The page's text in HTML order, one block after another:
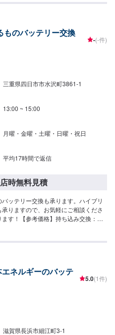
のバッテリー交換
-(-件)
三重県四日市市水沢町3861-1
13:00 ~ 15:00
月曜・金曜・土曜・日曜・祝日
平均17時間で返信
時無料見積
ッテリー交換も承ります。ハイブリ
りますので、お気軽にご相談くださ
す！【参考価格】持ち込み交換：
ネルギーのバッテ
5.0(1件)
滋賀県長浜市細江町3-1